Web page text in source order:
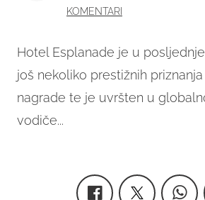
Hotel Esplanade je u
još nekoliko prestižnih
nagrade te je uvršten u
vodiče...
KOMENTARI